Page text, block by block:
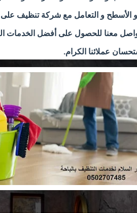
الأسطح و التعامل مع شركة تنظيف
معنا للحصول على أفضل الخدمات
عملائنا الكرام.